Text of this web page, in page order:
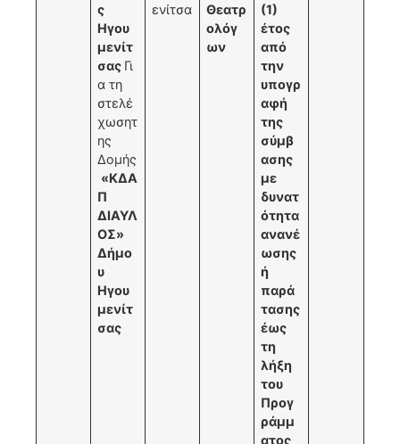
ς
Ηγου
μενίτ
σας Γι
α τη
στελέ
χωσητ
ης
Δομής
«ΚΔΑ
Π
ΔΙΑΥΛ
ΟΣ»
Δήμο
υ
Ηγου
μενίτ
σας
ενίτσα
Θεατρ
ολόγ
ων
(1)
έτος
από
την
υπογρ
αφή
της
σύμβ
ασης
με
δυνατ
ότητα
ανανέ
ωσης
ή
παρά
τασης
έως
τη
λήξη
του
Προγ
ράμμ
ατος